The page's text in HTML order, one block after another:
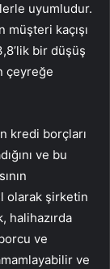
uyumludur.
kaçışı
bir düşüş
çeyreğe
kredi borçları
ve bu
olarak şirketin
halihazırda
ve
ve